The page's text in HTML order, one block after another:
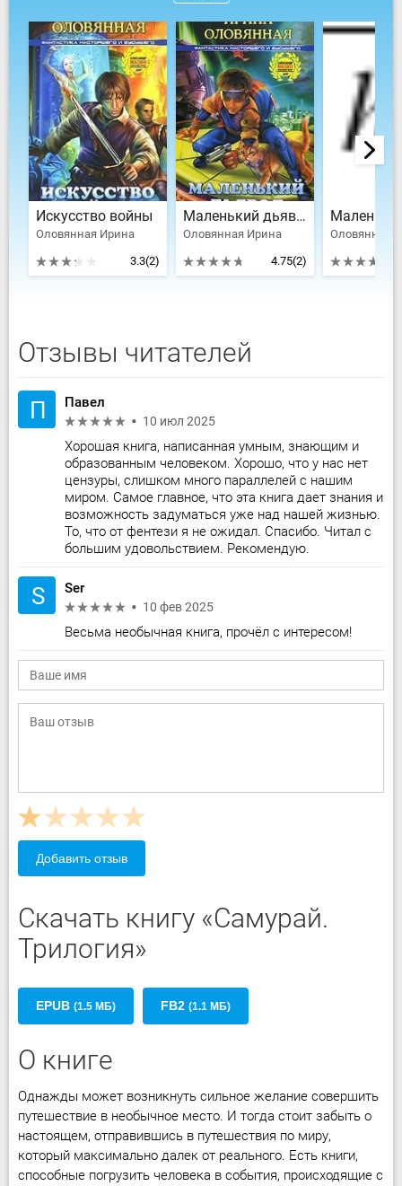
Искусство войны
Оловянная Ирина
3.3(2)
Маленький дьявол
Оловянная Ирина
4.75(2)
Оловянная
Отзывы читателей
П Павел
10 июл 2025
Хорошая книга, написанная умным, знающим и
образованным человеком. Хорошо, что у нас нет
цензуры, слишком много параллелей с нашим
миром. Самое главное, что эта книга дает знания и
возможность задуматься уже над нашей жизнью.
То, что от фентези я не ожидал. Спасибо. Читал с
большим удовольствием. Рекомендую.
S Ser
10 фев 2025
Весьма необычная книга, прочёл с интересом!
Добавить отзыв
Скачать книгу «Самурай.
Трилогия»
EPUB (1.5 МБ) FB2 (1.1 МБ)
О книге
Однажды может возникнуть сильное желание совершить
путешествие в необычное место. И тогда стоит забыть о
настоящем, отправившись в путешествия по миру,
который максимально далек от реального. Есть книги,
способные погрузить человека в события, происходящие с